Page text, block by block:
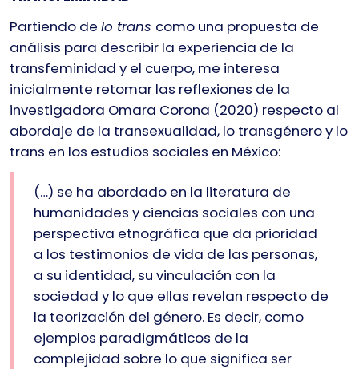
Partiendo de lo trans como una propuesta de
análisis para describir la experiencia de la
transfeminidad y el cuerpo, me interesa
inicialmente retomar las reflexiones de la
investigadora Omara Corona (2020) respecto al
abordaje de la transexualidad, lo transgénero y lo
trans en los estudios sociales en México:
(…) se ha abordado en la literatura de
humanidades y ciencias sociales con una
perspectiva etnográfica que da prioridad
a los testimonios de vida de las personas,
a su identidad, su vinculación con la
sociedad y lo que ellas revelan respecto de
la teorización del género. Es decir, como
ejemplos paradigmáticos de la
complejidad sobre lo que significa ser